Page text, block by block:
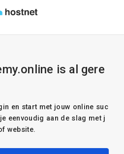
is al gere
en start met jouw online suc
eenvoudig aan de slag met j
website.